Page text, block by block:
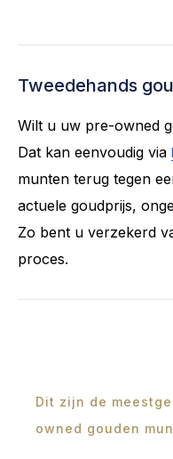
Tweedehands
Wilt u uw pre-owned
Dat kan eenvoudig via
munten terug tegen
actuele goudprijs,
Zo bent u verzekerd
proces.
Dit zijn de
owned gouden